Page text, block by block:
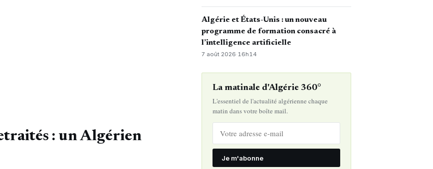
: un Algérien
Algérie et États-Unis : un nouveau
programme de formation consacré à
l’intelligence artificielle
7 août 2026· 16h14
La matinale d'Algérie 360°
L'essentiel de l'actualité algérienne chaque
matin dans votre boîte mail.
Je m'abonne